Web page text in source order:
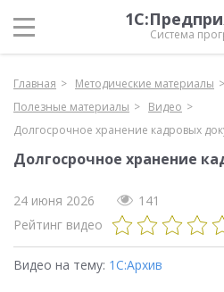
Система
Главная Методические материалы
Полезные материалы
Видео
Долгосрочное хранение кадровых
Долгосрочное хранение
24 июня 2026
141
Рейтинг видео
Видео на тему: 1С:Архив